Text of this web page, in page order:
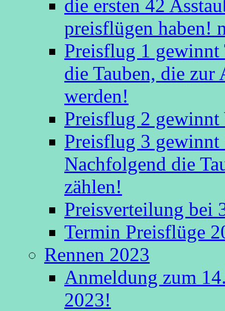
die ersten 42
preisflügen haben!
Preisflug 1 gewinnt
die Tauben, die zur
werden!
Preisflug 2
Preisflug 3
Nachfolgend die
zählen!
Preisverteilung bei
Termin Preisflüge
Rennen 2023
Anmeldung zum
2023!